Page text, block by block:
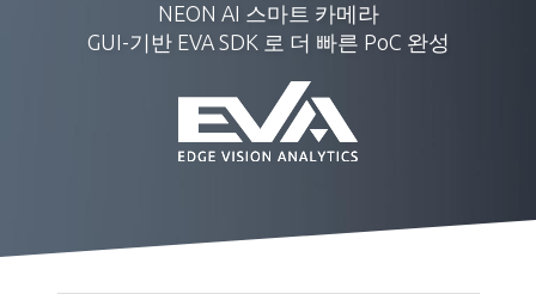
NEON AI 스마트 카메라
GUI-기반 EVA SDK 로 더 빠른 PoC 완성